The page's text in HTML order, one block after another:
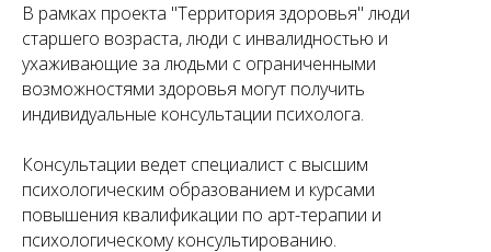
В рамках проекта "Территория здоровья" люди
старшего возраста, люди с инвалидностью и
ухаживающие за людьми с ограниченными
возможностями здоровья могут получить
индивидуальные консультации психолога.
Консультации ведет специалист с высшим
психологическим образованием и курсами
повышения квалификации по арт-терапии и
психологическому консультированию.